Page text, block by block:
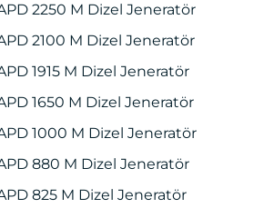
2250 M Dizel Jeneratör
2100 M Dizel Jeneratör
1915 M Dizel Jeneratör
1650 M Dizel Jeneratör
1000 M Dizel Jeneratör
880 M Dizel Jeneratör
825 M Dizel Jeneratör